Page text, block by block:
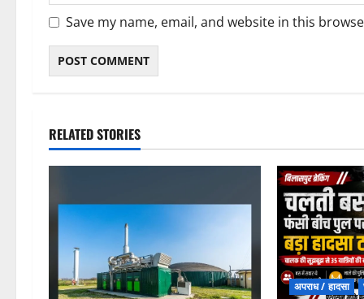
Save my name, email, and website in this
RELATED STORIES
अपराध / हादसा